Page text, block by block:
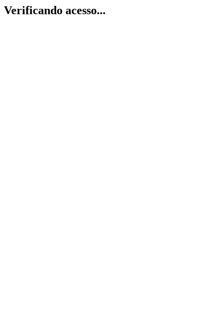
Verificando acesso...